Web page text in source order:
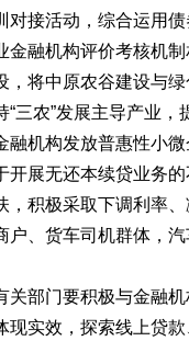
接活动，综合运用
融机构评价考核机
将中原农谷建设与
三农”发展主导产业，
机构发放普惠性小
展无还本续贷业务
积极采取下调利率
、货车司机群体，
部门要积极与金融
实效，探索线上贷